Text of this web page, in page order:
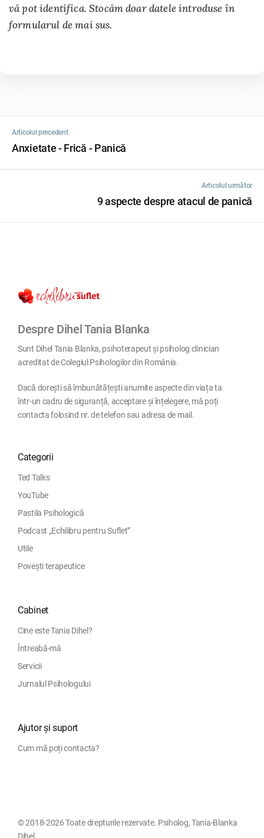
vă pot identifica. Stocăm doar datele introduse în
formularul de mai sus.
Articolul precedent
Anxietate - Frică - Panică
Articolul următor
9 aspecte despre atacul de panică
Despre Dihel Tania Blanka
Sunt Dihel Tania Blanka, psihoterapeut și psiholog clinician
acreditat de Colegiul Psihologilor din România.
Dacă dorești să îmbunătățești anumite aspecte din viața ta
într-un cadru de siguranță, acceptare și înțelegere, mă poți
contacta folosind nr. de telefon sau adresa de mail.
Categorii
Ted Talks
YouTube
Pastila Psihologică
Podcast „Echilibru pentru Suflet”
Utile
Povești terapeutice
Cabinet
Cine este Tania Dihel?
Întreabă-mă
Servicii
Jurnalul Psihologului
Ajutor și suport
Cum mă poți contacta?
© 2018-2026 Toate drepturile rezervate. Psiholog, Tania-Blanka